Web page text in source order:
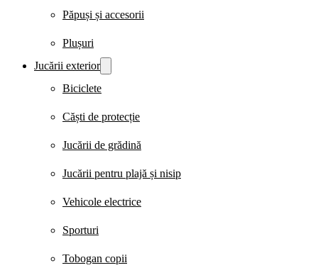
Păpuși și accesorii
Plușuri
Jucării exterior
Biciclete
Căști de protecție
Jucării de grădină
Jucării pentru plajă și nisip
Vehicole electrice
Sporturi
Tobogan copii